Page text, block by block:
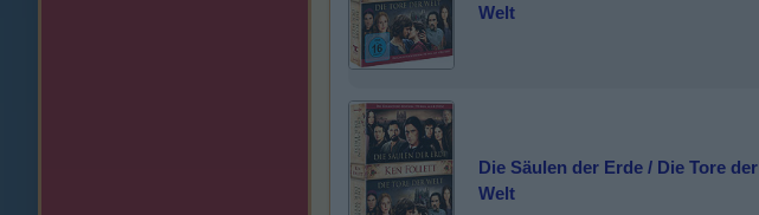
Welt
Die Säulen der Erde / Die Tore der
Welt